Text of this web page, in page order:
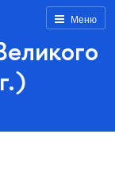
Меню